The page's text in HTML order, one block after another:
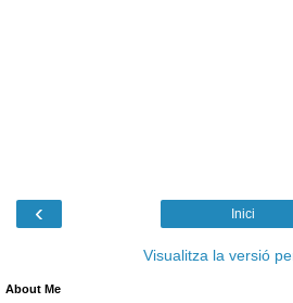
‹ Inici
Visualitza la versió
About Me